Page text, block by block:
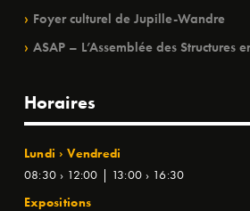
Foyer culturel de Jupille-Wandre
ASAP – L’Assemblée des Structures
Horaires
Lundi › Vendredi
08:30 › 12:00 | 13:00 › 16:30
Expositions